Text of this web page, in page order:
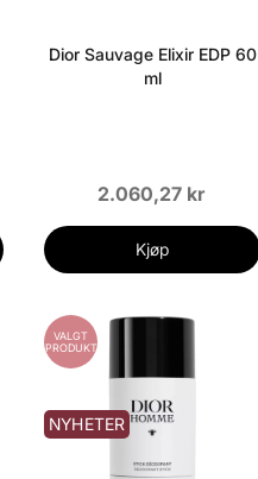
Dior Sauvage Elixir EDP 60
ml
2.060,27 kr
Kjøp
VALGT
PRODUKT
NYHETER